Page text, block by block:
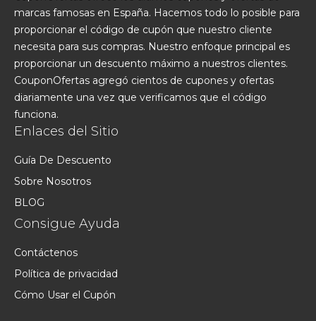
marcas famosas en España. Hacemos todo lo posible para
proporcionar el código de cupón que nuestro cliente
necesita para sus compras. Nuestro enfoque principal es
proporcionar un descuento máximo a nuestros clientes.
CouponOfertas agregó cientos de cupones y ofertas
diariamente una vez que verificamos que el código
funciona.
Enlaces del Sitio
Guía De Descuento
Sobre Nosotros
BLOG
Consigue Ayuda
Contáctenos
Política de privacidad
Cómo Usar el Cupón